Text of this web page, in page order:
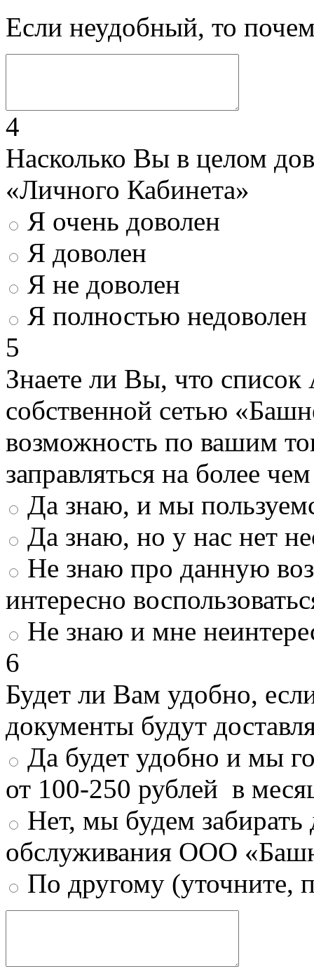
Если неудобный, то
4
Насколько Вы в целом
«Личного Кабинета»
Я очень доволен
Я доволен
Я не доволен
Я полностью недоволен
5
Знаете ли Вы, что
собственной сетью
возможность по вашим
заправляться на более
Да знаю, и мы
Да знаю, но у нас нет
Не знаю про данную
интересно
Не знаю и мне
6
Будет ли Вам удобно,
документы будут
Да будет удобно и мы
от 100-250 рублей в
Нет, мы будем
обслуживания ООО
По другому (уточните,